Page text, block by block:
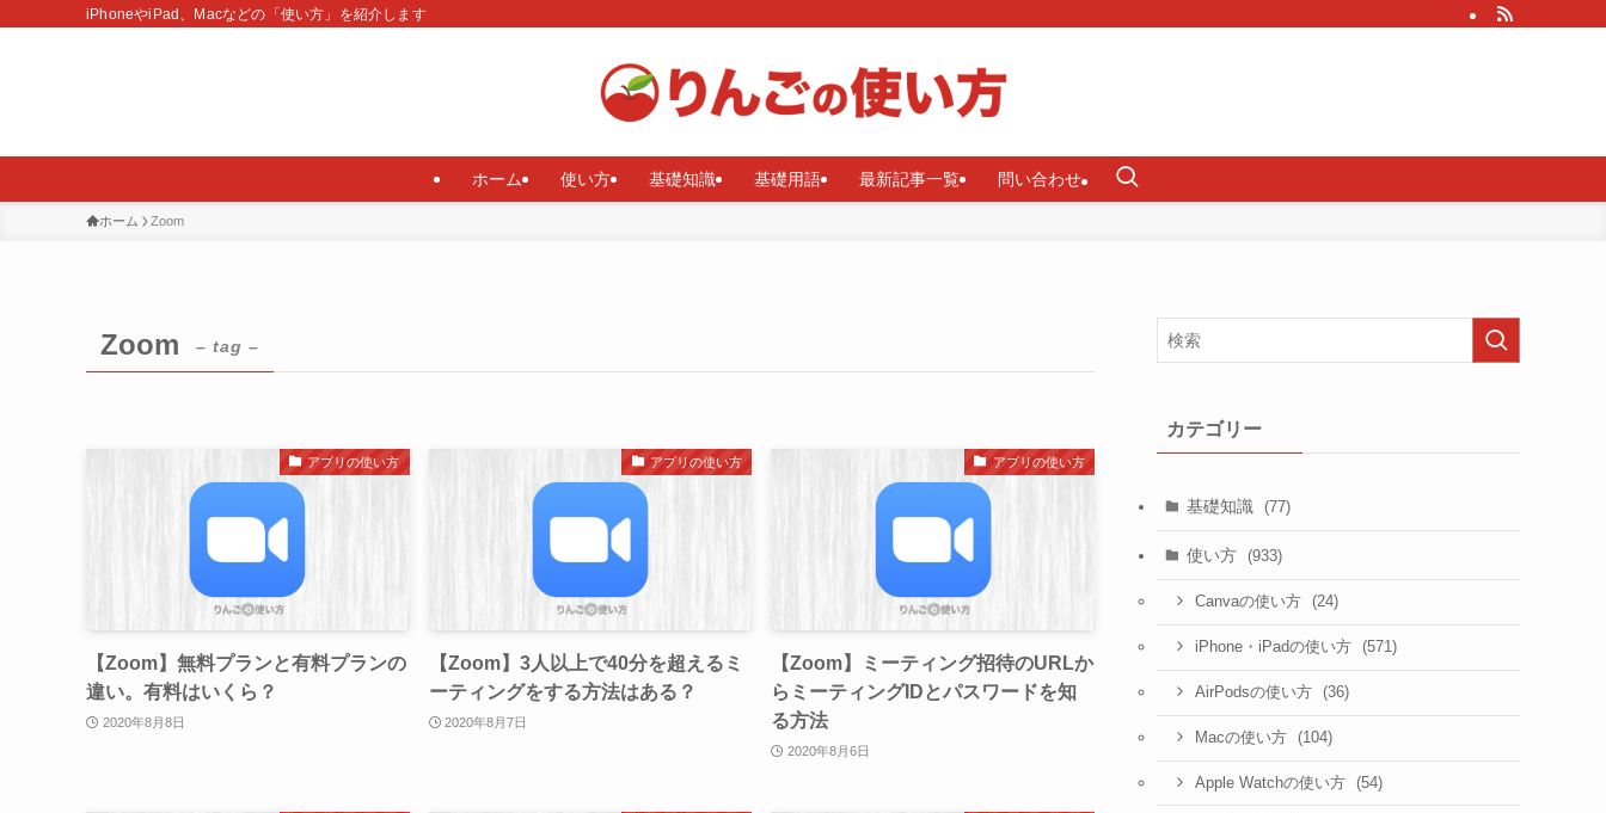
iPhoneやiPad、Macなどの「使い方」を紹介します
ホーム 使い方 基礎知識 基礎用語 最新記事一覧 問い合わせ
ホーム Zoom
Zoom – tag –
アプリの使い方
【Zoom】無料プランと有料プランの
違い。有料はいくら？
2020年8月8日
アプリの使い方
【Zoom】3人以上で40分を超えるミ
ーティングをする方法はある？
2020年8月7日
アプリの使い方
【Zoom】ミーティング招待のURLか
らミーティングIDとパスワードを知
る方法
2020年8月6日
カテゴリー
基礎知識 (77)
使い方 (933)
Canvaの使い方 (24)
iPhone・iPadの使い方 (571)
AirPodsの使い方 (36)
Macの使い方 (104)
Apple Watchの使い方 (54)